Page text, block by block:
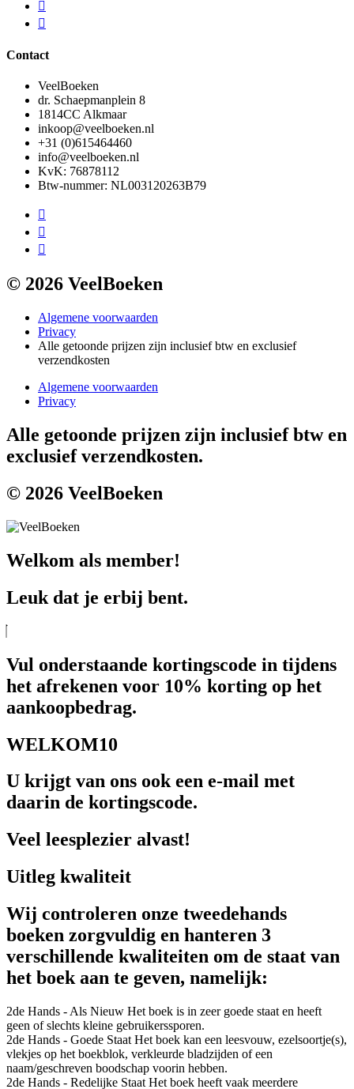
Contact
VeelBoeken
dr. Schaepmanplein 8
1814CC Alkmaar
inkoop@veelboeken.nl
+31 (0)615464460
info@veelboeken.nl
KvK: 76878112
Btw-nummer: NL003120263B79
© 2026 VeelBoeken
Algemene voorwaarden
Privacy
Alle getoonde prijzen zijn inclusief btw en exclusief
verzendkosten
Algemene voorwaarden
Privacy
Alle getoonde prijzen zijn inclusief btw en
exclusief verzendkosten.
© 2026 VeelBoeken
Welkom als member!
Leuk dat je erbij bent.
Vul onderstaande kortingscode in tijdens
het afrekenen voor 10% korting op het
aankoopbedrag.
WELKOM10
U krijgt van ons ook een e-mail met
daarin de kortingscode.
Veel leesplezier alvast!
Uitleg kwaliteit
Wij controleren onze tweedehands
boeken zorgvuldig en hanteren 3
verschillende kwaliteiten om de staat van
het boek aan te geven, namelijk:
2de Hands - Als Nieuw Het boek is in zeer goede staat en heeft
geen of slechts kleine gebruikerssporen.
2de Hands - Goede Staat Het boek kan een leesvouw, ezelsoortje(s),
vlekjes op het boekblok, verkleurde bladzijden of een
naam/geschreven boodschap voorin hebben.
2de Hands - Redelijke Staat Het boek heeft vaak meerdere